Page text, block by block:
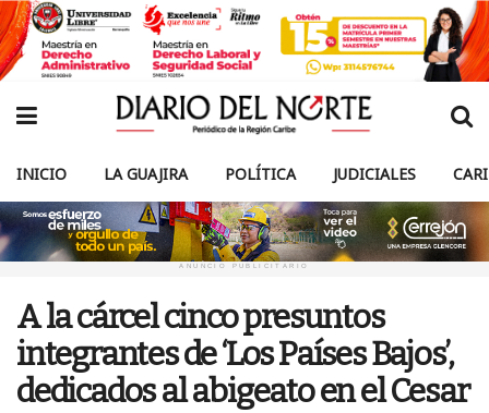
INICIO LA GUAJIRA POLÍTICA JUDICIALES
ANUNCIO PUBLICITARIO
A la cárcel cinco presuntos
integrantes de ‘Los Países Bajos’,
dedicados al abigeato en el Cesar